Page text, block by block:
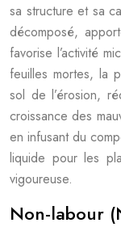
sa structure et sa
décomposé,
favorise l’activité
feuilles mortes, la
sol de l’érosion,
croissance des
en infusant du
liquide pour les
vigoureuse.
Non-labour